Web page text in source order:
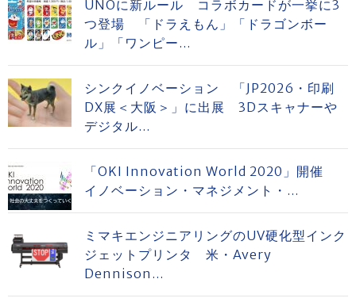
UNOに新ルール コラボカードが一挙に3
つ登場 「ドラえもん」「ドラゴンボー
ル」「ワンピー...
シンクイノベーション 「JP2026・印刷
DX展＜大阪＞」に出展 3Dスキャナーや
デジタル...
「OKI Innovation World 2020」開催
イノベーション・マネジメント・...
ミマキエンジニアリングのUV硬化型インク
ジェットプリンタ 米・Avery
Dennison...